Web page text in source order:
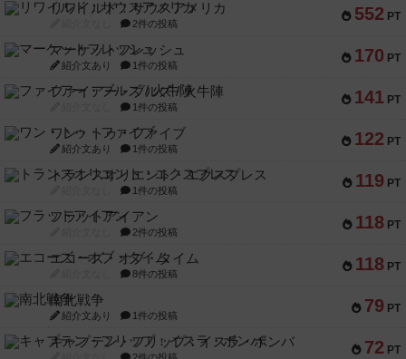
552 PT
リワイルド：サウスアメリカ
2件の投稿
170 PT
マーケットフレッシュ
紹介文あり 1件の投稿
141 PT
ファイアー・ブルズ / 火牛陣
1件の投稿
122 PT
ワン・トゥ・ファイブ
紹介文あり 1件の投稿
119 PT
トランスオリエント・エクスプレス
1件の投稿
118 PT
フラットアイアン
2件の投稿
118 PT
エコーズ・オブ・タイム
8件の投稿
79 PT
南北戦争
紹介文あり 1件の投稿
72 PT
キャプテン・フリップ：イスラ・ボンバ